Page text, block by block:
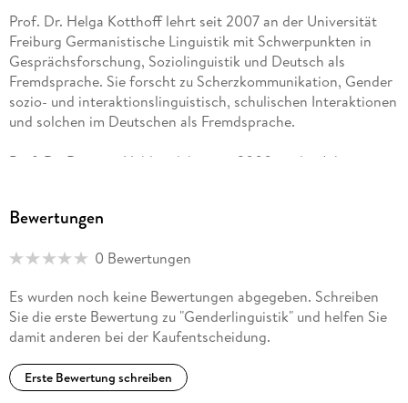
Literatur
Register
Prof. Dr. Helga Kotthoff lehrt seit 2007 an der Universität
Freiburg Germanistische Linguistik mit Schwerpunkten in
Gesprächsforschung, Soziolinguistik und Deutsch als
Fremdsprache. Sie forscht zu Scherzkommunikation, Gender
sozio- und interaktionslinguistisch, schulischen Interaktionen
und solchen im Deutschen als Fremdsprache.
Prof. Dr. Damaris Nübling lehrt seit 2000 an der Johannes
Dialektologie, Genderlinguistik und Namenforschung.
Genusbesonderheiten, zu Personennamen und zu
2014 erhielt sie den Konrad-Duden-Preis.
Dr. Claudia Schmidt lehrt seit 1996 an der Albert-Ludwigs-
Universität Freiburg Gemanistische Linguistik mit
Schwerpunkten in Deutsch als Fremdsprache,
Bewertungen
0 Bewertungen
Es wurden noch keine Bewertungen abgegeben. Schreiben
Sie die erste Bewertung zu "Genderlinguistik" und helfen Sie
damit anderen bei der Kaufentscheidung.
Erste Bewertung schreiben